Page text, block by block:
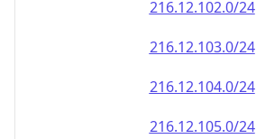
216.12.102.0/24
216.12.103.0/24
216.12.104.0/24
216.12.105.0/24